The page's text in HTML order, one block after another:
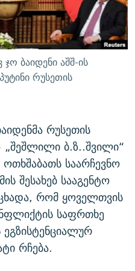
19
ᲐᲛᲑᲐᲕᲘ
ბაიდენი აშშ-ის
რუსეთის
რუსეთის
„შეშლილი ბ.ზ..შვილი“
საარჩევნო
შესახებ სააგენტო
რომ ყოველთვის
საფრთხე
რჩება.